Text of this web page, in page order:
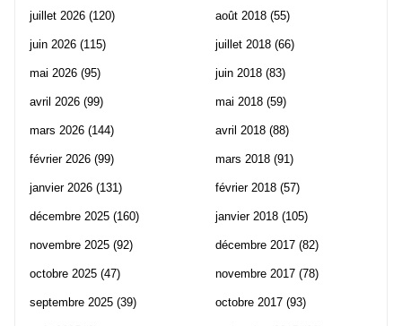
juillet 2026 (120)
juin 2026 (115)
mai 2026 (95)
avril 2026 (99)
mars 2026 (144)
février 2026 (99)
janvier 2026 (131)
décembre 2025 (160)
novembre 2025 (92)
octobre 2025 (47)
septembre 2025 (39)
août 2018 (55)
juillet 2018 (66)
juin 2018 (83)
mai 2018 (59)
avril 2018 (88)
mars 2018 (91)
février 2018 (57)
janvier 2018 (105)
décembre 2017 (82)
novembre 2017 (78)
octobre 2017 (93)